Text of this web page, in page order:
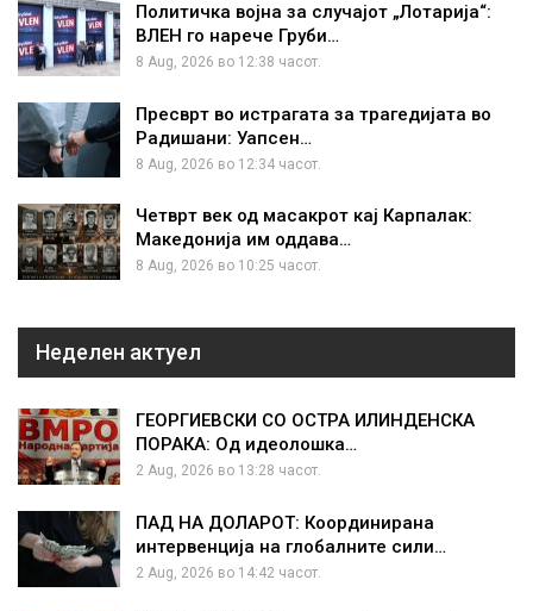
Политичка војна за случајот „Лотарија“:
ВЛЕН го нарече Груби…
8 Aug, 2026 во 12:38 часот.
Пресврт во истрагата за трагедијата во
Радишани: Уапсен…
8 Aug, 2026 во 12:34 часот.
Четврт век од масакрот кај Карпалак:
Македонија им оддава…
8 Aug, 2026 во 10:25 часот.
Неделен актуел
ГЕОРГИЕВСКИ СО ОСТРА ИЛИНДЕНСКА
ПОРАКА: Од идеолошка…
2 Aug, 2026 во 13:28 часот.
ПАД НА ДОЛАРОТ: Координирана
интервенција на глобалните сили…
2 Aug, 2026 во 14:42 часот.